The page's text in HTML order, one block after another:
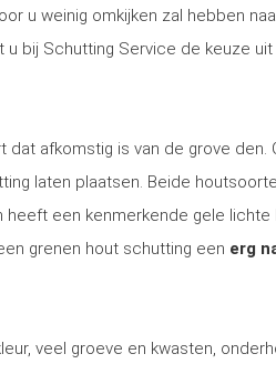
u weinig omkijken zal hebben
u bij Schutting Service de keuze
dat afkomstig is van de grove
laten plaatsen. Beide
heeft een kenmerkende gele
grenen hout schutting een erg
veel groeve en kwasten,